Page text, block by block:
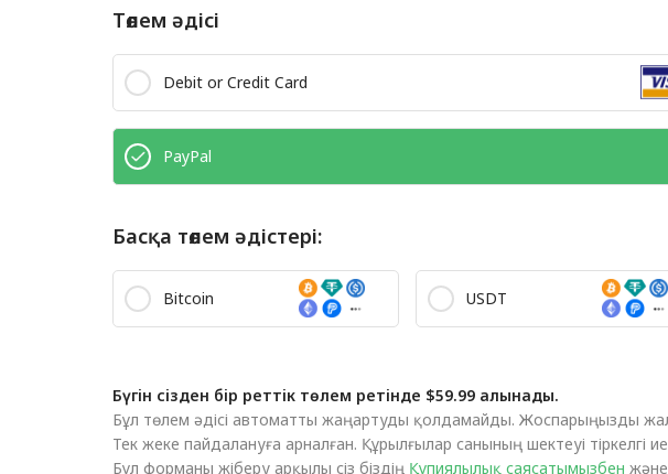
Төлем әдісі
Debit or Credit Card
PayPal
Басқа төлем әдістері:
Bitcoin USDT
Бүгін сізден бір реттік төлем ретінде $59.99 алынады.
Бұл төлем әдісі автоматты жаңартуды қолдамайды. Жоспарыңызды
Тек жеке пайдалануға арналған. Құрылғылар санының шектеуі тіркелгі
Бұл форманы жіберу арқылы сіз біздің Құпиялылық саясатымызбен және